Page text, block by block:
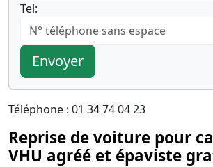
Tel:
Envoyer
Téléphone : 01 34 74 04 23
Reprise de voiture pour
VHU agréé et épaviste